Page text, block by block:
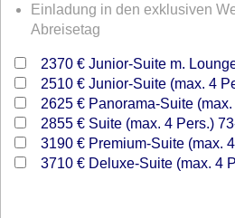
Einladung in den exklusiven
Abreisetag
2370 € Junior-Suite m.
2510 € Junior-Suite (max. 4
2625 € Panorama-Suite
2855 € Suite (max. 4 Pers.)
3190 € Premium-Suite (max.
3710 € Deluxe-Suite (max. 4